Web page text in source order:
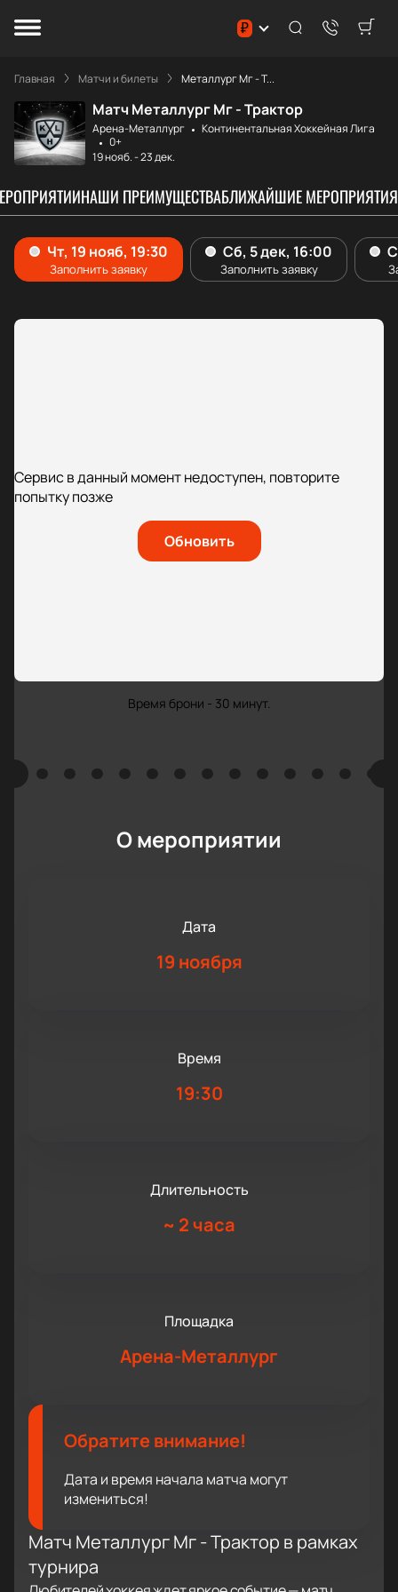
₽
Главная Матчи и билеты Металлург Мг - Т...
Матч Металлург Мг - Трактор
Арена-Металлург
Континентальная Хоккейная Лига
0+
19 нояб.-23 дек.
НАШИ ПРЕИМУЩЕСТВАБЛИЖАЙШИЕ МЕРОПРИЯТИЯ
Сервис в данный момент недоступен, повторите
попытку позже
Обновить
Время брони - 30 минут.
О мероприятии
Дата
19 ноября
Время
19:30
Длительность
~ 2 часа
Площадка
Арена-Металлург
Обратите внимание!
Дата и время начала матча могут
измениться!
Матч Металлург Мг - Трактор в рамках
турнира